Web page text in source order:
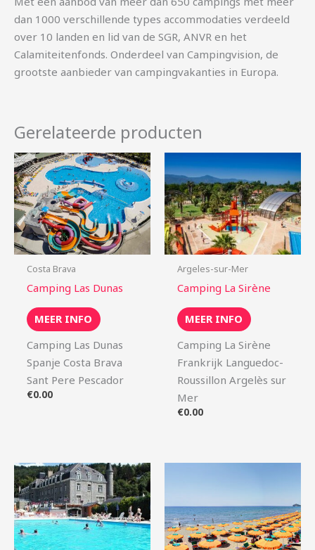
dan 1000 verschillende types accommodaties verdeeld
over 10 landen en lid van de SGR, ANVR en het
Calamiteitenfonds. Onderdeel van Campingvision, de
grootste aanbieder van campingvakanties in Europa.
Gerelateerde producten
Costa Brava
Camping Las Dunas
MEER INFO
Camping Las Dunas
Spanje Costa Brava
Sant Pere Pescador
€0.00
Argeles-sur-Mer
Camping La Sirène
MEER INFO
Camping La Sirène
Frankrijk Languedoc-
Roussillon Argelès sur
Mer
€0.00